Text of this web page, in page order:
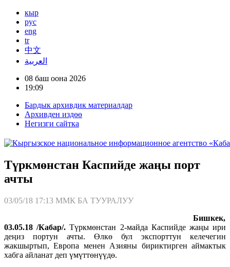
кыр
рус
eng
tr
中文
العربية
08 баш оона 2026
19:09
Бардык архивдик материалдар
Архивден издөө
Негизги сайтка
Түркмөнстан Каспийде жаңы порт
ачты
03/05/18 17:13 ММК БА ТУУРАЛУУ
Бишкек,
03.05.18 /Кабар/. Түркмөнстан 2-майда Каспийде жаңы ири
деңиз портун ачты. Өлкө бул экспорттун келечегин
жакшыртып, Европа менен Азияны бириктирген аймактык
хабга айланат деп үмүттөнүүдө.